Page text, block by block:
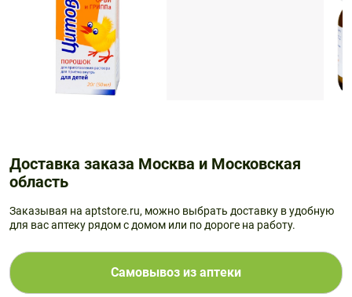
Доставка заказа Москва и Московская
область
Заказывая на aptstore.ru, можно выбрать доставку в удобную
для вас аптеку рядом с домом или по дороге на работу.
Самовывоз из аптеки